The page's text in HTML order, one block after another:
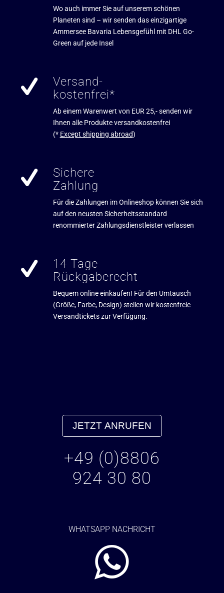
Wo auch immer Sie auf unserem schönen
Planeten sind – wir senden das einzigartige
Ammersee Bavaria Lebensgefühl mit DHL Go-
Green auf jede Insel
Versand-
kostenfrei*
Ab einem Warenwert von EUR 25,- senden wir
Ihnen alle Produkte versandkostenfrei
(* Except shipping abroad)
Sichere
Zahlung
Für die Zahlungen im Onlineshop können Sie sich
auf den neusten Sicherheitsstandard
renommierter Zahlungsdienstleister verlassen
14 Tage
Rückgaberecht
Bequem online einkaufen! Für den Umtausch
(Größe, Farbe, Design) stellen wir kostenfreie
Versandtickets zur Verfügung.
JETZT ANRUFEN
+49 (0)8806
924 30 80
WHATSAPP NACHRICHT